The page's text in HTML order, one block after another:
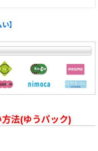
】
法(ゆうパック)